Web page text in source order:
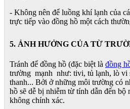
- Không nên để luồng khí lạnh của
trực tiếp vào đồng hồ một cách
5. ẢNH HƯỞNG CỦA TỪ
Tránh để đồng hồ (đặc biệt là đồng
trường mạnh như: tivi, tủ lạnh, lò vi
thanh... Bởi ở những môi trường có
hồ sẽ dễ bị nhiễm từ tính dẫn đến bộ
không chính xác.